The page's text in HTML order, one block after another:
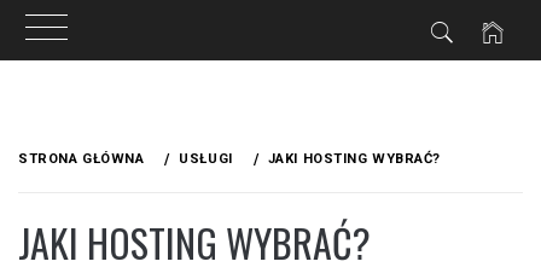
STRONA GŁÓWNA USŁUGI JAKI HOSTING WYBRAĆ?
JAKI HOSTING WYBRAĆ?